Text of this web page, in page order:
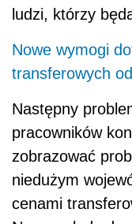
ludzi, którzy
Nowe wymogi
transferowych
Następny
pracowników
zobrazować
niedużym
cenami